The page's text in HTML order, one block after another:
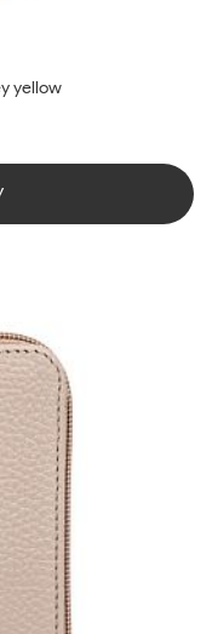
yellow